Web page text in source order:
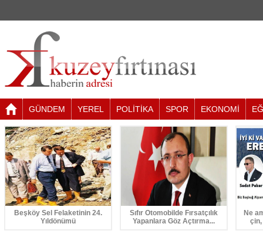
GÜNDEM YEREL POLİTİKA SPOR EKONOMİ
Beşköy Sel Felaketinin 24.
Yıldönümü
Sıfır Otomobilde Fırsatçılık
Yapanlara Göz Açtırma...
Ne